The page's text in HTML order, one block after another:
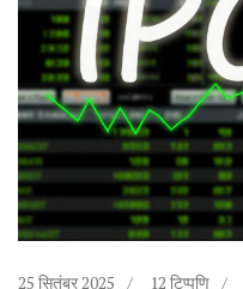
25 सितंबर 2025 12 टिप्पणि